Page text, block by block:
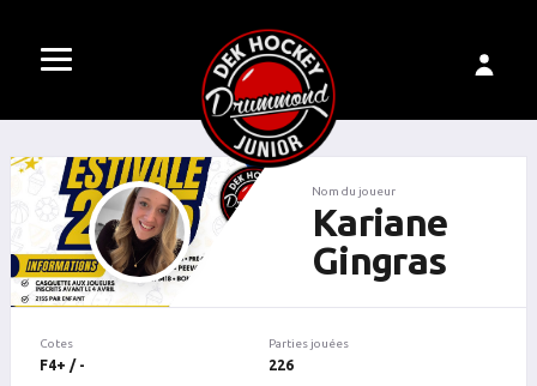
Nom du joueur
Kariane
Gingras
Cotes
F4+ / -
Parties jouées
226